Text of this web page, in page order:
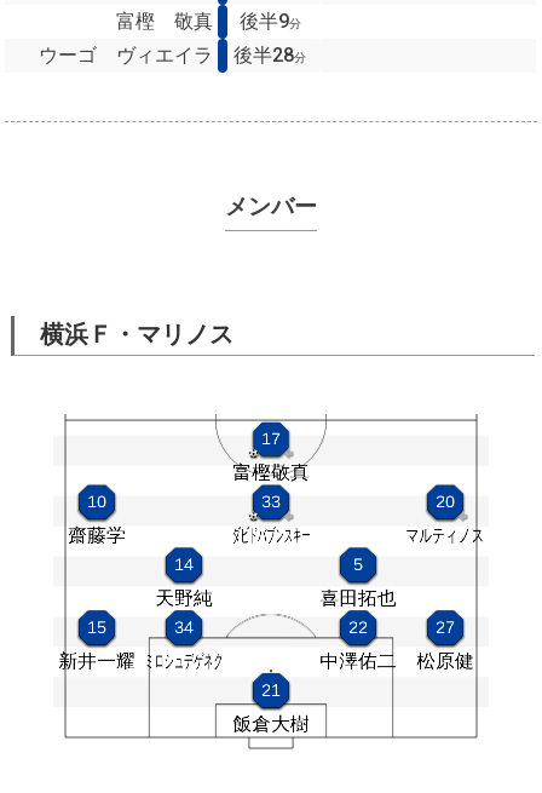
富樫 敬真 後半9分
ウーゴ ヴィエイラ 後半28分
メンバー
横浜Ｆ・マリノス